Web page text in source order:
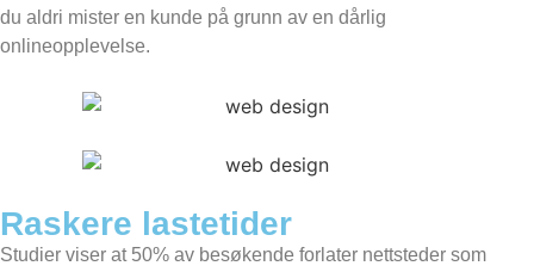
du aldri mister en kunde på grunn av en dårlig
onlineopplevelse.
Raskere lastetider
Studier viser at 50% av besøkende forlater nettsteder som